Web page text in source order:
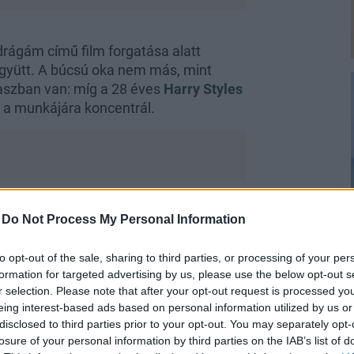
Do Not Process My Personal Information
opt-out of the sale, sharing to third parties, or processing of your
for targeted advertising by us, please use the below opt-out
selection. Please note that after your opt-out request is processed
interest-based ads based on personal information utilized by us
to third parties prior to your opt-out. You may separately
of your personal information by third parties on the IAB’s list of
című film forgatása alatt
A búcsú oka nem más, mint
van: míg a 28 éves Harry Styles
munkájára koncentrál.
tartanak”. A békében való elválást
lányával, Daisy-vel (6) és fiával,
Harry Stylesnovember 15-i Los
értesülések szerint Oliviát